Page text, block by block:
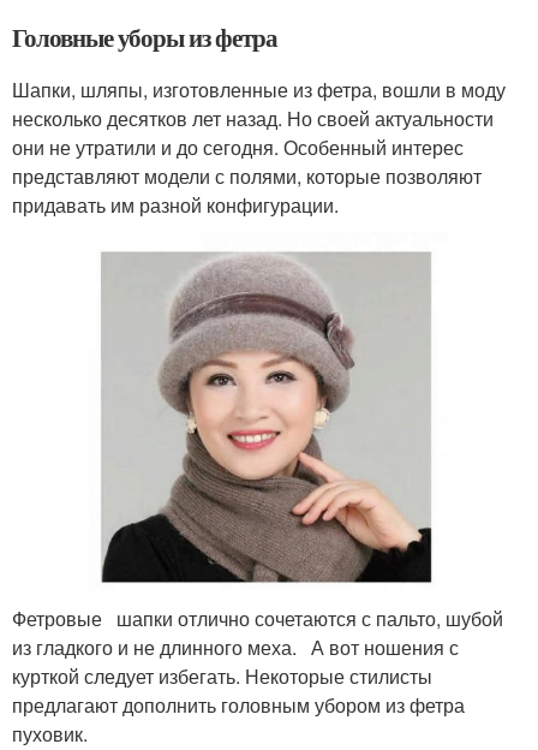
Головные уборы из фетра
Шапки, шляпы, изготовленные из фетра, вошли в моду
несколько десятков лет назад. Но своей актуальности
они не утратили и до сегодня. Особенный интерес
представляют модели с полями, которые позволяют
придавать им разной конфигурации.
Фетровые шапки отлично сочетаются с пальто, шубой
из гладкого и не длинного меха. А вот ношения с
курткой следует избегать. Некоторые стилисты
предлагают дополнить головным убором из фетра
пуховик.